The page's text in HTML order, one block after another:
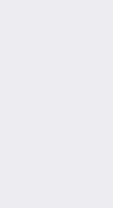
з
здійснюємо
бортові та
готова
з використанням
єврофури,
надійні та
високий
вантажу
надійним